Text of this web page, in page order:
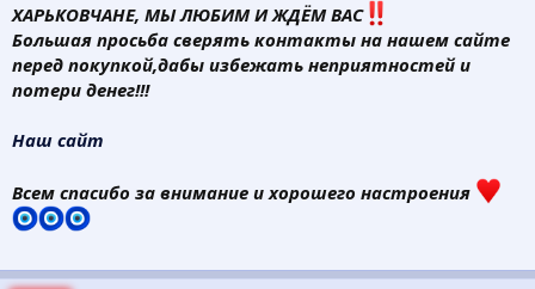
ХАРЬКОВЧАНЕ, МЫ ЛЮБИМ И ЖДЁМ ВАС
Большая просьба сверять контакты на нашем сайте
перед покупкой,дабы избежать неприятностей и
потери денег!!!
Наш сайт
Всем спасибо за внимание и хорошего настроения